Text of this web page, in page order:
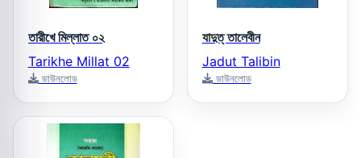
তারীখে মিল্লাত ০২
Tarikhe Millat 02
ডাউনলোড
যাদুত্‌ তালেবীন
Jadut Talibin
ডাউনলোড